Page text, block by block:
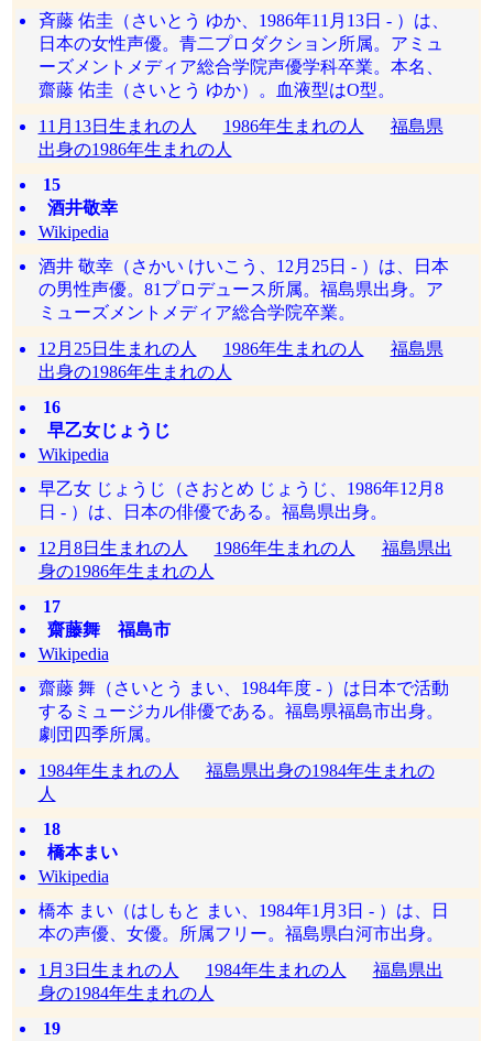
斉藤 佑圭（さいとう ゆか、1986年11月13日 - ）は、
日本の女性声優。青二プロダクション所属。アミュ
ーズメントメディア総合学院声優学科卒業。本名、
齋藤 佑圭（さいとう ゆか）。血液型はO型。
11月13日生まれの人
1986年生まれの人
福島県
出身の1986年生まれの人
15
酒井敬幸
Wikipedia
酒井 敬幸（さかい けいこう、12月25日 - ）は、日本
の男性声優。81プロデュース所属。福島県出身。ア
ミューズメントメディア総合学院卒業。
12月25日生まれの人
1986年生まれの人
福島県
出身の1986年生まれの人
16
早乙女じょうじ
Wikipedia
早乙女 じょうじ（さおとめ じょうじ、1986年12月8
日 - ）は、日本の俳優である。福島県出身。
12月8日生まれの人
1986年生まれの人
福島県出
身の1986年生まれの人
17
齋藤舞 福島市
Wikipedia
齋藤 舞（さいとう まい、1984年度 - ）は日本で活動
するミュージカル俳優である。福島県福島市出身。
劇団四季所属。
1984年生まれの人
福島県出身の1984年生まれの
人
18
橋本まい
Wikipedia
橋本 まい（はしもと まい、1984年1月3日 - ）は、日
本の声優、女優。所属フリー。福島県白河市出身。
1月3日生まれの人
1984年生まれの人
福島県出
身の1984年生まれの人
19